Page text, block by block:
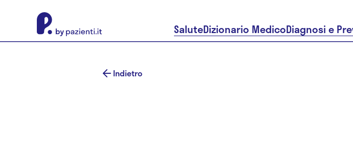
SaluteDizionario MedicoDiagnosi e
Indietro